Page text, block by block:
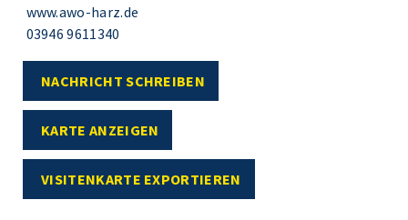
www.awo-harz.de
03946 9611340
NACHRICHT SCHREIBEN
KARTE ANZEIGEN
VISITENKARTE EXPORTIEREN